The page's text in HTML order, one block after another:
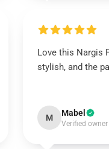
Love this Nargis
stylish, and the
M Mabel
Verified owner